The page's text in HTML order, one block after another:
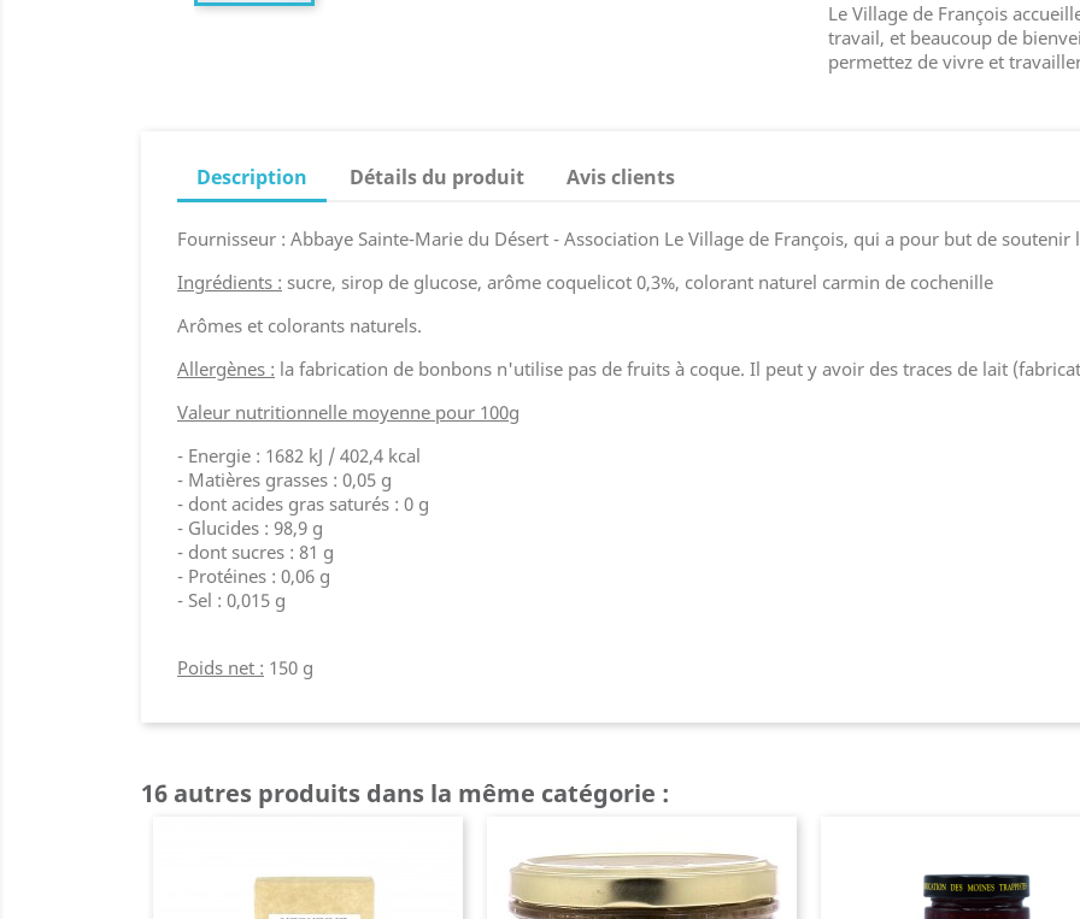
Le Village de François
travail, et beaucoup de
permettez de vivre et
Description Détails du produit Avis clients
Fournisseur : Abbaye Sainte-Marie du Désert - Association Le Village de François, qui a pour but de soutenir
Ingrédients : sucre, sirop de glucose, arôme coquelicot 0,3%, colorant naturel carmin de cochenille
Arômes et colorants naturels.
Allergènes : la fabrication de bonbons n'utilise pas de fruits à coque. Il peut y avoir des traces de lait
Valeur nutritionnelle moyenne pour 100g
- Energie : 1682 kJ / 402,4 kcal
- Matières grasses : 0,05 g
- dont acides gras saturés : 0 g
- Glucides : 98,9 g
- dont sucres : 81 g
- Protéines : 0,06 g
- Sel : 0,015 g
Poids net : 150 g
16 autres produits dans la même catégorie :